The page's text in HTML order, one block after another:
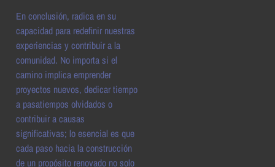
En conclusión, radica en su
capacidad para redefinir nuestras
experiencias y contribuir a la
comunidad. No importa si el
camino implica emprender
proyectos nuevos, dedicar tiempo
a pasatiempos olvidados o
contribuir a causas
significativas; lo esencial es que
cada paso hacia la construcción
de un propósito renovado no solo